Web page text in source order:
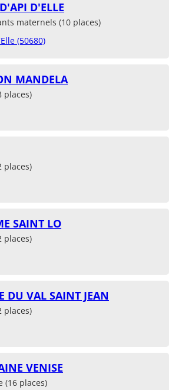
D'ELLE
maternels (10 places)
(50680)
MANDELA
places)
places)
SAINT LO
places)
DU VAL SAINT JEAN
places)
VENISE
(16 places)